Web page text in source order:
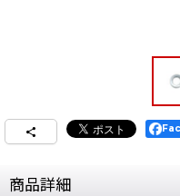
商品詳細